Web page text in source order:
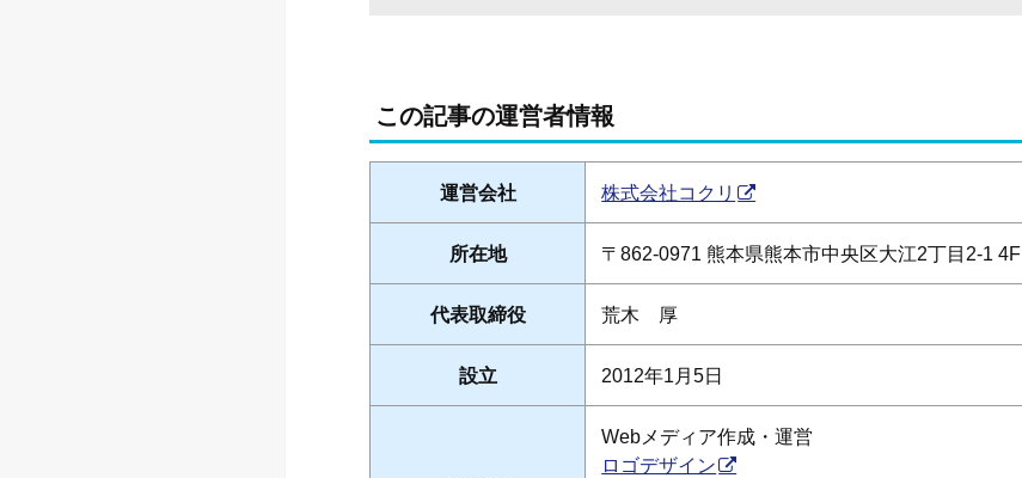
この記事の運営者情報
運営会社 株式会社コクリ
所在地 〒862-0971 熊本県熊本市中央区大江2丁目2-1 4F
代表取締役 荒木 厚
設立 2012年1月5日
Webメディア作成・運営
ロゴデザイン